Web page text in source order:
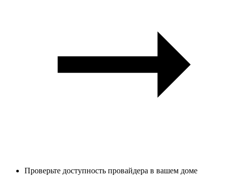
Проверьте доступность провайдера в вашем доме